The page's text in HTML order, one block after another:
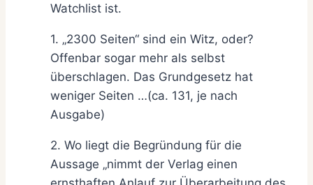
Watchlist ist.
1. „2300 Seiten“ sind ein Witz, oder?
Offenbar sogar mehr als selbst
überschlagen. Das Grundgesetz hat
weniger Seiten …(ca. 131, je nach
Ausgabe)
2. Wo liegt die Begründung für die
Aussage „nimmt der Verlag einen